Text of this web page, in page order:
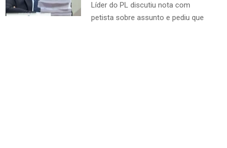
Líder do PL discutiu nota com
petista sobre assunto e pediu que